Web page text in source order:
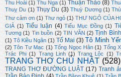
Thu Hoài (1) Thu Nga (1) Thuận Thảo (8)
Thuỵ Du (1) Thụy Du (3) Thuỳ Dương (1)
Thư cảm ơn (1) Thư ngỏ (1) THƯ NGỎ CỦA
GIẢ (1) Tiểu luận (4) Tiểu Mục Đồng (1)
Tương (1) Tin buồn (2) TIN VĂN (2) Tịnh Bình
(1) Tô Kiều Ngân (1) Tố Mai (3) Tô Minh
(2) Tôn Tư Mạc (1) Tống Ngọc Hân (1) Tống
Trác Phi (1) Trang Linh (1) Trang Lộc (1)
TRANG THƠ CHỦ NHẬT (528)
TRANG THƠ ĐƯỜNG LUẬT (17) Tranh